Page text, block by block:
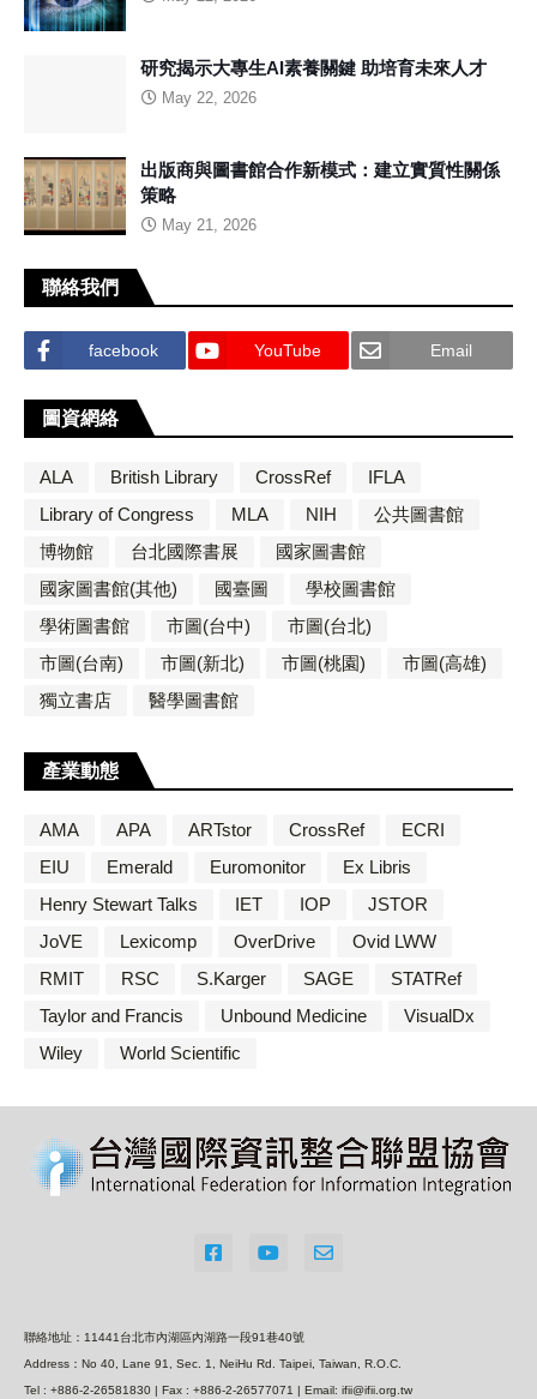
研究揭示大專生AI素養關鍵 助培育未來人才
May 22, 2026
出版商與圖書館合作新模式：建立實質性關係
策略
May 21, 2026
聯絡我們
facebook YouTube Email
圖資網絡
ALA British Library CrossRef
IFLA
Library of Congress
MLA NIH
公共圖書館
博物館
台北國際書展
國家圖書館
國家圖書館(其他)
國臺圖
學校圖書館
學術圖書館
市圖(台中)
市圖(台北)
市圖(台南)
市圖(新北) 市圖(桃園)
市圖(高雄)
獨立書店
醫學圖書館
產業動態
AMA APA ARTstor CrossRef
ECRI
EIU
Emerald Euromonitor
Ex Libris
Henry Stewart Talks
IET IOP
JSTOR
JoVE
Lexicomp OverDrive
Ovid LWW
RMIT
RSC S.Karger SAGE
STATRef
Taylor and Francis
Unbound Medicine
VisualDx
Wiley
World Scientific
聯絡地址：11441台北市內湖區內湖路一段91巷40號
Address：No 40, Lane 91, Sec. 1, NeiHu Rd. Taipei, Taiwan, R.O.C.
Tel : +886-2-26581830 | Fax : +886-2-26577071 | Email: ifii@ifii.org.tw